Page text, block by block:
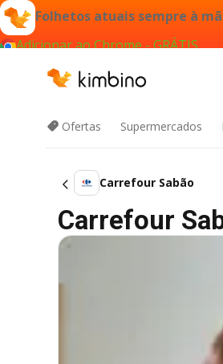
Folhetos atuais sempre à
Adicionar ao Chrome - GRÁTIS
Ofertas Supermercados
Carrefour Sabão
Carrefour